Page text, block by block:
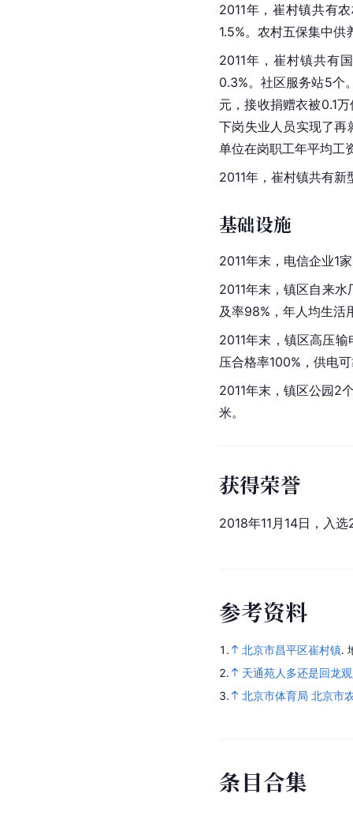
2011年，崔村镇共有
1.5%。农村五保集中
2011年，崔村镇共有
0.3%。社区服务站5个
元，接收捐赠衣被0.1
下岗失业人员实现了
单位在岗职工年平均工
2011年，崔村镇共有新
基础设施
2011年末，电信企业1
2011年末，镇区自来
及率98%，年人均生活
2011年末，镇区高压
压合格率100% ，供电
2011年末，镇区公园2
米。
获得荣誉
2018年11月14日，入
参考资料
1. 北京市昌平区崔村镇.
2.
天通苑人多还是回龙
3.
北京市体育局 北京市
条目合集